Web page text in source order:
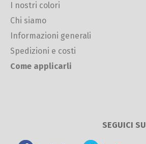
I nostri colori
Chi siamo
Informazioni generali
Spedizioni e costi
Come applicarli
SEGUICI SU